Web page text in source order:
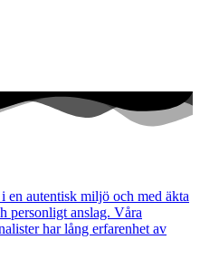
en autentisk miljö och med äkta
personligt anslag. Våra
har lång erfarenhet av